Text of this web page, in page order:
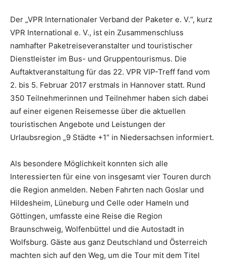
Der „VPR Internationaler Verband der Paketer e. V.“, kurz
VPR International e. V., ist ein Zusammenschluss
namhafter Paketreiseveranstalter und touristischer
Dienstleister im Bus- und Gruppentourismus. Die
Auftaktveranstaltung für das 22. VPR VIP-Treff fand vom
2. bis 5. Februar 2017 erstmals in Hannover statt. Rund
350 Teilnehmerinnen und Teilnehmer haben sich dabei
auf einer eigenen Reisemesse über die aktuellen
touristischen Angebote und Leistungen der
Urlaubsregion „9 Städte +1“ in Niedersachsen informiert.
Als besondere Möglichkeit konnten sich alle
Interessierten für eine von insgesamt vier Touren durch
die Region anmelden. Neben Fahrten nach Goslar und
Hildesheim, Lüneburg und Celle oder Hameln und
Göttingen, umfasste eine Reise die Region
Braunschweig, Wolfenbüttel und die Autostadt in
Wolfsburg. Gäste aus ganz Deutschland und Österreich
machten sich auf den Weg, um die Tour mit dem Titel